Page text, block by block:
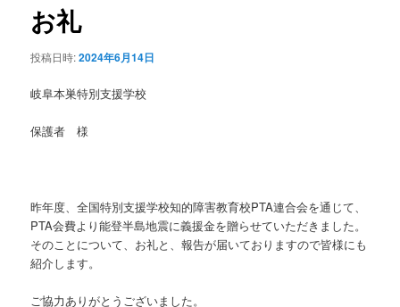
ン
ツ
へ
移
お礼
投稿日時:2024年6月14日
岐阜本巣特別支援学校
保護者 様
昨年度、全国特別支援学校知的障害教育校PTA連合会を通じて、
PTA会費より能登半島地震に義援金を贈らせていただきました。
そのことについて、お礼と、報告が届いておりますので皆様にも
紹介します。
ご協力ありがとうございました。